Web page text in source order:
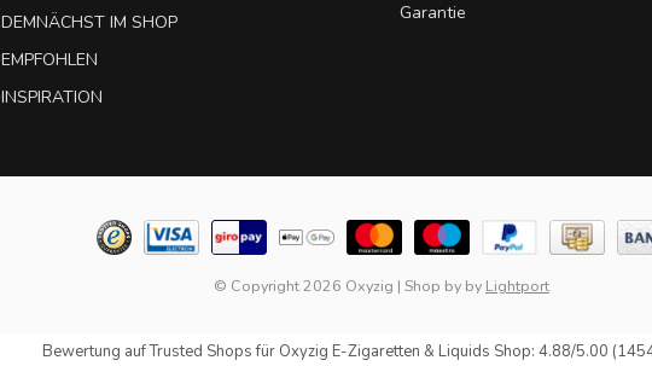
DEMNÄCHST IM SHOP
EMPFOHLEN
INSPIRATION
Garantie
© Copyright 2026 Oxyzig | Shop by by Lightport
Bewertung aufTrusted Shopsfür Oxyzig E-Zigaretten & Liquids Shop: 4.88/5.00